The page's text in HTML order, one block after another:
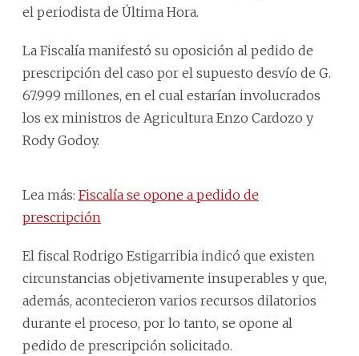
el periodista de Última Hora.
La Fiscalía manifestó su oposición al pedido de
prescripción del caso por el supuesto desvío de G.
67.999 millones, en el cual estarían involucrados
los ex ministros de Agricultura Enzo Cardozo y
Rody Godoy.
Lea más: Fiscalía se opone a pedido de
prescripción
El fiscal Rodrigo Estigarribia indicó que existen
circunstancias objetivamente insuperables y que,
además, acontecieron varios recursos dilatorios
durante el proceso, por lo tanto, se opone al
pedido de prescripción solicitado.